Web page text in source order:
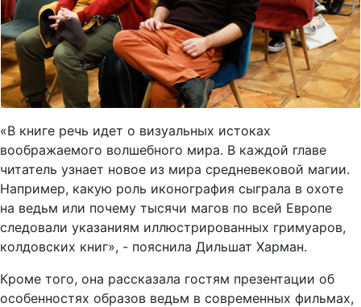
«В книге речь идет о визуальных истоках
воображаемого волшебного мира. В каждой главе
читатель узнает новое из мира средневековой магии.
Например, какую роль иконография сыграла в охоте
на ведьм или почему тысячи магов по всей Европе
следовали указаниям иллюстрированных гримуаров,
колдовских книг», - пояснила Дильшат Харман.
Кроме того, она рассказала гостям презентации об
особенностях образов ведьм в современных фильмах,